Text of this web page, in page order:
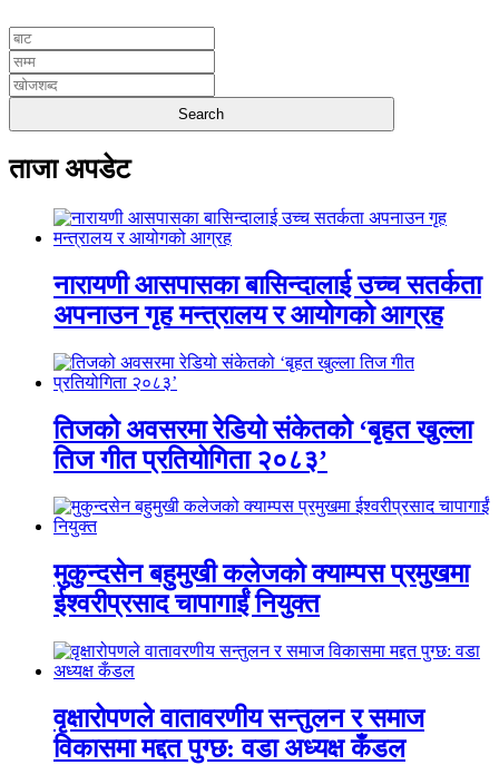
ताजा अपडेट
नारायणी आसपासका बासिन्दालाई उच्च सतर्कता
अपनाउन गृह मन्त्रालय र आयोगको आग्रह
तिजको अवसरमा रेडियो संकेतको ‘बृहत खुल्ला
तिज गीत प्रतियोगिता २०८३’
मुकुन्दसेन बहुमुखी कलेजको क्याम्पस प्रमुखमा
ईश्वरीप्रसाद चापागाईं नियुक्त
वृक्षारोपणले वातावरणीय सन्तुलन र समाज
विकासमा मद्दत पुग्छ: वडा अध्यक्ष कँडल